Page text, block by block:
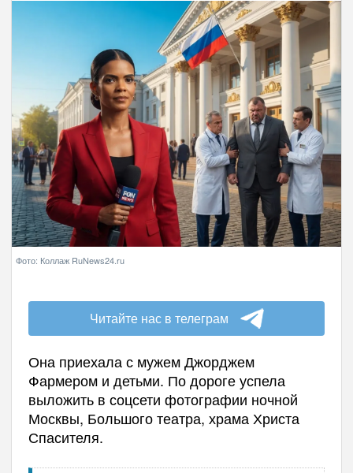
Фото: Коллаж RuNews24.ru
Читайте нас в телеграм
Она приехала с мужем Джорджем
Фармером и детьми. По дороге успела
выложить в соцсети фотографии ночной
Москвы, Большого театра, храма Христа
Спасителя.